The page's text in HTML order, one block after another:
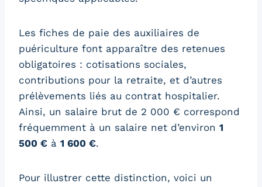
Les fiches de paie des auxiliaires de
puériculture font apparaître des retenues
obligatoires : cotisations sociales,
contributions pour la retraite, et d’autres
prélèvements liés au contrat hospitalier.
Ainsi, un salaire brut de 2 000 € correspond
fréquemment à un salaire net d’environ 1
500 € à 1 600 €.
Pour illustrer cette distinction, voici un